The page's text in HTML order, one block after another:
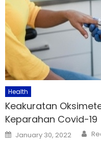
Health
Keakuratan
Keparahan Covid-19
Posted
on
January 30, 2022